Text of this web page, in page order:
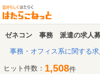
ゼネコン 事務 派遣の求人
事務・オフィス系に関する
ヒット件数： 1,508件